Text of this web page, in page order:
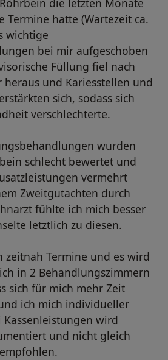
die letzten Monate
Termine hatte (Wartezeit ca.
wichtige
bei mir aufgeschoben
Füllung fiel nach
heraus und Kariesstellen und
sich, sodass sich
verschlechterte.
wurden
schlecht bewertet und
vermehrt
Zweitgutachten durch
fühlte ich mich besser
letztlich zu diesen.
zeitnah Termine und es wird
in 2 Behandlungszimmern
sich für mich mehr Zeit
ich mich individueller
wird
und nicht gleich